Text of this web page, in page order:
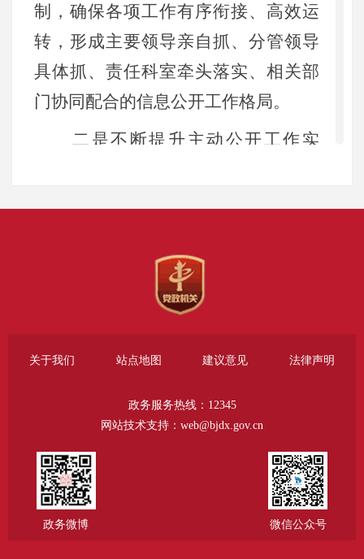
制，确保各项工作有序衔接、高效运
转，形成主要领导亲自抓、分管领导
具体抓、责任科室牵头落实、相关部
门协同配合的信息公开工作格局。
二是不断提升主动公开工作实
理和动态更新工作，重点聚焦机构职
能、财政信息、城市管理综合行政执
法、民生重点领域等方面，增强政府
工作透明度。
开。坚持依法依规做好政府信息依申
请公开，进一步明确受理登记、协查
处理、答复、存档等工作流程标准。
2025年共受理政府信息公开申请23
关于我们 站点地图 建议意见 法律声明
政务服务热线：12345
网站技术支持：web@bjdx.gov.cn
政务微博 微信公众号